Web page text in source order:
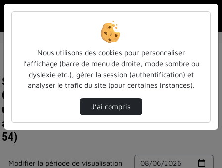
Statistiques de visualisation de la vidéo
Questions-réponses arthur perret : enjeux des
usages et du non-usage de l'intelligence
artificielle dans l'éducation (entendu ! épisode
54)
Modifier la période de visualisation
Nous utilisons des cookies pour personnaliser
l’affichage (barre de menu de droite, mode sombre ou
dyslexie etc.), gérer la session (authentification) et
analyser le trafic du site (pour certaines instances).
J’ai compris